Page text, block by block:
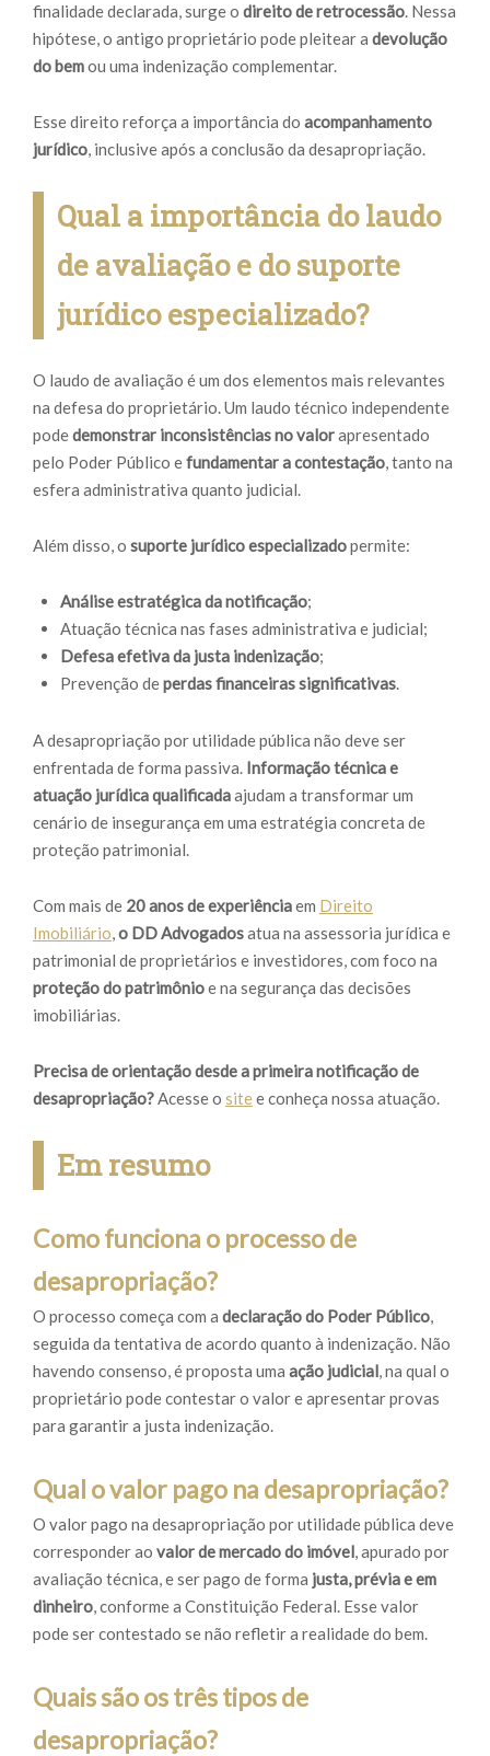
finalidade declarada, surge o direito de retrocessão. Nessa
hipótese, o antigo proprietário pode pleitear a devolução
do bemou uma indenização complementar.
Esse direito reforça a importância do acompanhamento
jurídico, inclusive após a conclusão da desapropriação.
Qual a importância do laudo
de avaliação e do suporte
jurídico especializado?
O laudo de avaliação é um dos elementos mais relevantes
na defesa do proprietário. Um laudo técnico independente
podedemonstrar inconsistências no valorapresentado
pelo Poder Público efundamentar a contestação, tanto na
esfera administrativa quanto judicial.
Além disso, o suporte jurídico especializadopermite:
Análise estratégica da notificação;
Atuação técnica nas fases administrativa e judicial;
Defesa efetiva da justa indenização;
Prevenção deperdas financeiras significativas.
A desapropriação por utilidade pública não deve ser
enfrentada de forma passiva. Informação técnica e
atuação jurídica qualificadaajudam a transformar um
cenário de insegurança em uma estratégia concreta de
proteção patrimonial.
Com mais de 20 anos de experiênciaem Direito
Imobiliário,o DD Advogadosatua na assessoria jurídica e
patrimonial de proprietários e investidores, com foco na
proteção do patrimônioe na segurança das decisões
imobiliárias.
Precisa de orientação desde a primeira notificação de
desapropriação?Acesse o sitee conheça nossa atuação.
Em resumo
Como funciona o processo de
desapropriação?
O processo começa com a declaração do Poder Público,
seguida da tentativa de acordo quanto à indenização. Não
havendo consenso, é proposta uma ação judicial, na qual o
proprietário pode contestar o valor e apresentar provas
para garantir a justa indenização.
Qual o valor pago na desapropriação?
O valor pago na desapropriação por utilidade pública deve
corresponder ao valor de mercado do imóvel, apurado por
avaliação técnica, e ser pago de forma justa, prévia e em
dinheiro, conforme a Constituição Federal. Esse valor
pode ser contestado se não refletir a realidade do bem.
Quais são os três tipos de
desapropriação?